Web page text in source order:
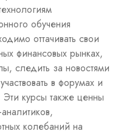
обучения
оттачивать свои
финансовых рынках,
следить за новостями
в форумах и
курсы также ценны
колебаний на